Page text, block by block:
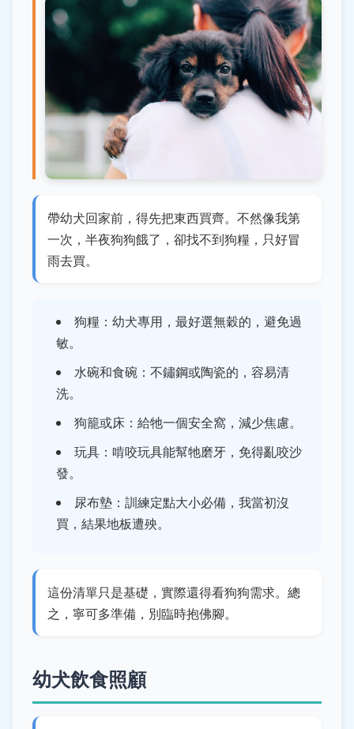
帶幼犬回家前，得先把東西買齊。不然像我第
一次，半夜狗狗餓了，卻找不到狗糧，只好冒
雨去買。
狗糧：幼犬專用，最好選無穀的，避免過
敏。
水碗和食碗：不鏽鋼或陶瓷的，容易清
洗。
狗籠或床：給牠一個安全窩，減少焦慮。
玩具：啃咬玩具能幫牠磨牙，免得亂咬沙
發。
尿布墊：訓練定點大小必備，我當初沒
買，結果地板遭殃。
這份清單只是基礎，實際還得看狗狗需求。總
之，寧可多準備，別臨時抱佛腳。
幼犬飲食照顧